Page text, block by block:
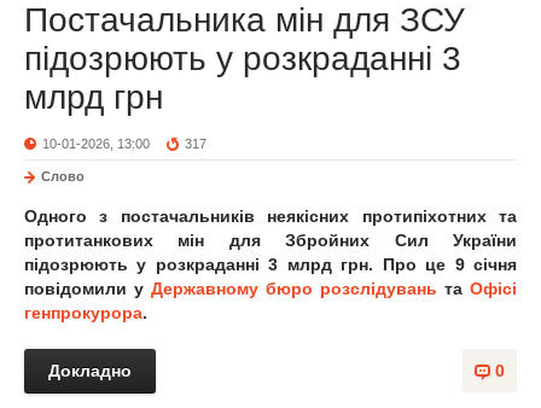
Постачальника мін для ЗСУ
підозрюють у розкраданні 3
млрд грн
10-01-2026, 13:00 317
Слово
Одного з постачальників неякісних протипіхотних та
протитанкових мін для Збройних Сил України
підозрюють у розкраданні 3 млрд грн. Про це 9 січня
повідомили у Державному бюро розслідувань та Офісі
генпрокурора.
0
Докладно